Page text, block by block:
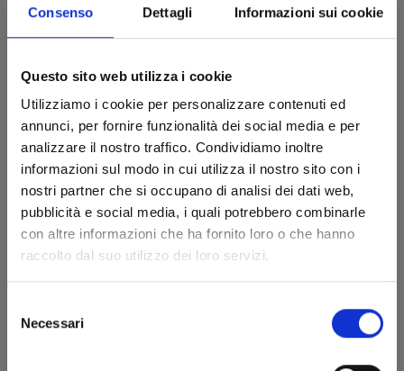
Consenso Dettagli Informazioni sui cookie
Questo sito web utilizza i cookie
Utilizziamo i cookie per personalizzare contenuti ed
annunci, per fornire funzionalità dei social media e per
analizzare il nostro traffico. Condividiamo inoltre
informazioni sul modo in cui utilizza il nostro sito con i
nostri partner che si occupano di analisi dei dati web,
pubblicità e social media, i quali potrebbero combinarle
con altre informazioni che ha fornito loro o che hanno
raccolto dal suo utilizzo dei loro servizi.
delNecessari
RIPPER n. 2
20/10/2026
€ 7,90